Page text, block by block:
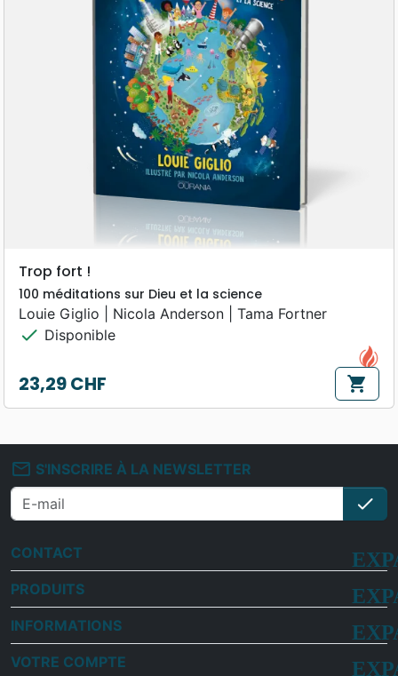
Trop fort !
100 méditations sur Dieu et la science
Louie Giglio | Nicola Anderson | Tama Fortner
check Disponible
Prix
23,29 CHF shopping_cart
mail_outline S'INSCRIRE À LA NEWSLETTER
check
CONTACT
PRODUITS
INFORMATIONS
VOTRE COMPTE